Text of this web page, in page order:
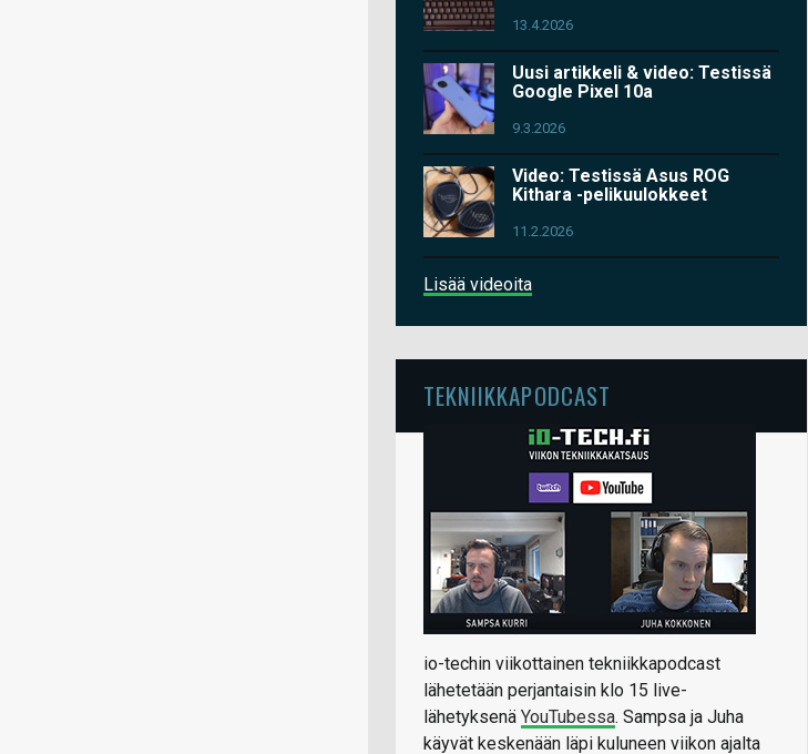
13.4.2026
Uusi artikkeli & video: Testissä
Google Pixel 10a
9.3.2026
Video: Testissä Asus ROG
Kithara -pelikuulokkeet
11.2.2026
Lisää videoita
TEKNIIKKAPODCAST
io-techin viikottainen tekniikkapodcast
lähetetään perjantaisin klo 15 live-
lähetyksenä YouTubessa. Sampsa ja Juha
käyvät keskenään läpi kuluneen viikon ajalta